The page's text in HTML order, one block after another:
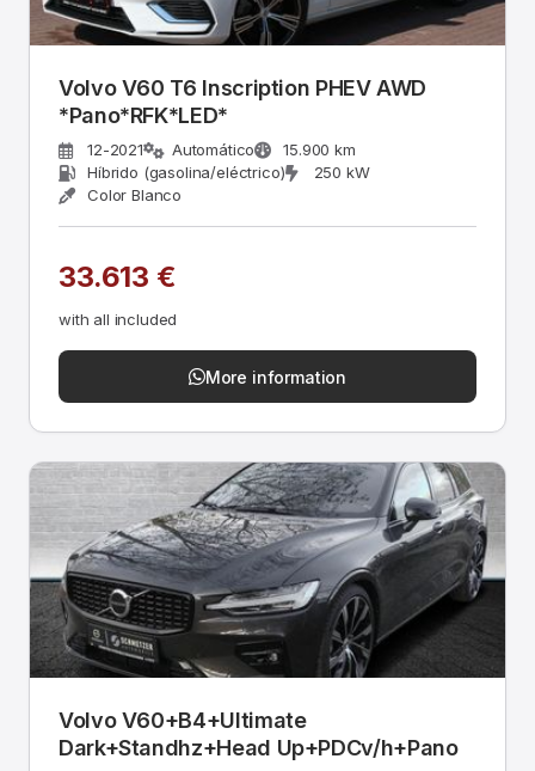
Volvo V60 T6 Inscription PHEV AWD
*Pano*RFK*LED*
12-2021 Automático
15.900 km
Híbrido (gasolina/eléctrico)
250 kW
Color Blanco
33.613 €
with all included
More information
Volvo V60+B4+Ultimate
Dark+Standhz+Head Up+PDCv/h+Pano